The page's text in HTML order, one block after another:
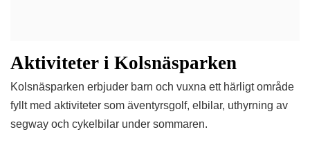
Aktiviteter i Kolsnäsparken
Kolsnäsparken erbjuder barn och vuxna ett härligt område
fyllt med aktiviteter som äventyrsgolf, elbilar, uthyrning av
segway och cykelbilar under sommaren.